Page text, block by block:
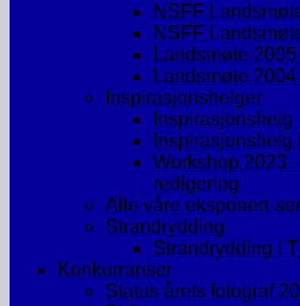
NSFF
NSFF
Landsmøte
Landsmøte
Inspirasjonshelger
Inspirasjonshelg
Workshop 2023
redigering
Alle våre eksponert-
Strandrydding
Strandrydding i
Konkurranser
Status årets fotograf